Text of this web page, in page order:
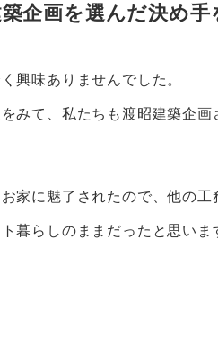
企画を選んだ決め手
興味ありませんでした。
みて、私たちも渡昭建築企
家に魅了されたので、他の
暮らしのままだったと思いま